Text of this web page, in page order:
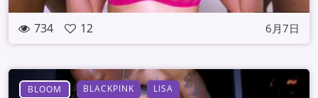
734 12 6月7日
BLOOM BLACKPINK LISA